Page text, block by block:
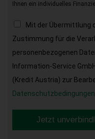
Ihnen ein individuelles
Mit der Übermittlung
Zustimmung für die
personenbezogenen
Information-Service
(Kredit Austria) zur
Datenschutzbedingungen
Jetzt